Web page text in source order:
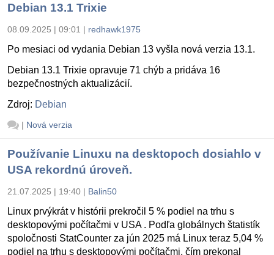
Debian 13.1 Trixie
08.09.2025 | 09:01 | redhawk1975
Po mesiaci od vydania Debian 13 vyšla nová verzia 13.1.
Debian 13.1 Trixie opravuje 71 chýb a pridáva 16
bezpečnostných aktualizácií.
Zdroj: Debian
| Nová verzia
Používanie Linuxu na desktopoch dosiahlo v
USA rekordnú úroveň.
21.07.2025 | 19:40 | Balin50
Linux prvýkrát v histórii prekročil 5 % podiel na trhu s
desktopovými počítačmi v USA . Podľa globálnych štatistík
spoločnosti StatCounter za jún 2025 má Linux teraz 5,04 %
podiel na trhu s desktopovými počítačmi, čím prekonal